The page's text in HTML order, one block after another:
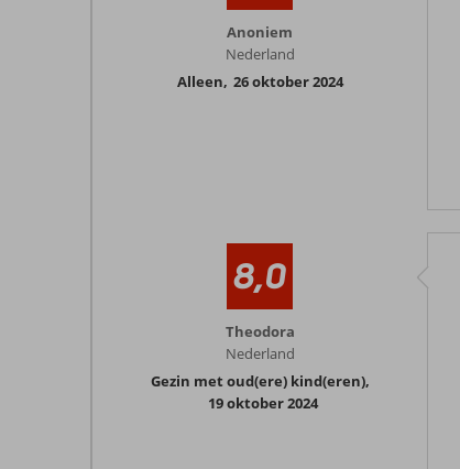
Anoniem
Nederland
Alleen, 26 oktober 2024
8,0
Theodora
Nederland
Gezin met oud(ere) kind(eren),
19 oktober 2024